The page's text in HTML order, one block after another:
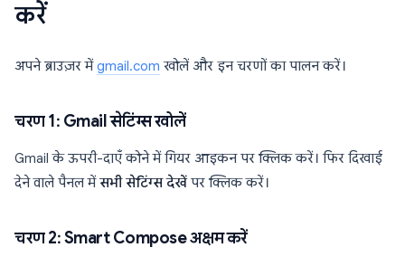
करें
अपने ब्राउज़र मेंgmail.com खोलें और इन चरणों का पालन करें।
चरण 1: Gmail सेटिंग्स खोलें
Gmail के ऊपरी-दाएँ कोने में गियर आइकन पर क्लिक करें। फिर दिखाई
देने वाले पैनल मेंसभी सेटिंग्स देखेंपर क्लिक करें।
चरण 2: Smart Compose अक्षम करें